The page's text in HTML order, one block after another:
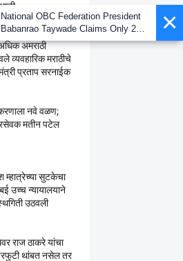
अमराठी
व्यवहारिक मराठीचे
प्रताप सरनाईक
नवे वळण;
मतीन पटेल
सुटकेचा
उच्च न्यायालयाने
उठवली
राज ठाकरे यांचा
थांबत नसेल तर
×
National OBC Federation President
Babanrao Taywade Claims Only 27
Kunbi Certificates Issued in
Marathwada After September 2 GR;
Alarming News for Mano